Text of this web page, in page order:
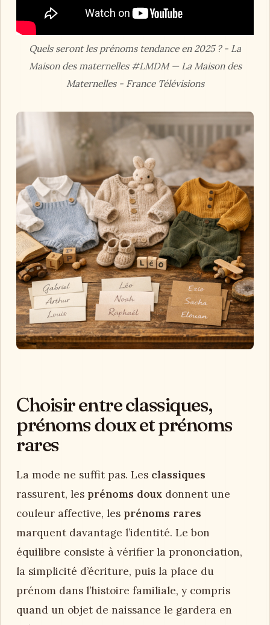
Quels seront les prénoms tendance en 2025 ? - La
Maison des maternelles #LMDM — La Maison des
Maternelles - France Télévisions
Choisir entre classiques,
prénoms doux et prénoms
rares
La mode ne suffit pas. Les classiques
rassurent, les prénoms doux donnent une
couleur affective, les prénoms rares
marquent davantage l’identité. Le bon
équilibre consiste à vérifier la prononciation,
la simplicité d’écriture, puis la place du
prénom dans l’histoire familiale, y compris
quand un objet de naissance le gardera en